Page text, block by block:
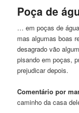
Poça de
… em poças de
mas algumas boas
desagrado vão
pisando em poças,
prejudicar depois.
Comentário por
caminho dacasa